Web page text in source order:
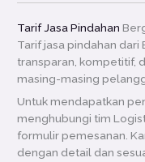
Tarif Jasa Pindahan
Tarif jasa pindahan
transparan, kompetitif,
masing-masing
Untuk mendapatkan
menghubungi tim
formulir pemesanan.
dengan detail dan